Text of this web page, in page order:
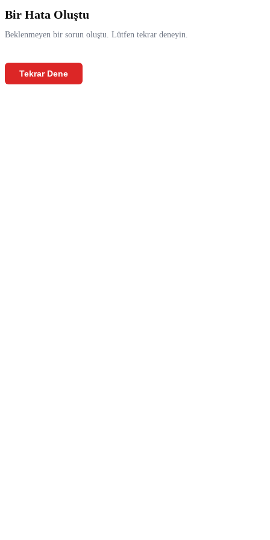
Bir Hata Oluştu
Beklenmeyen bir sorun oluştu. Lütfen tekrar deneyin.
Tekrar Dene